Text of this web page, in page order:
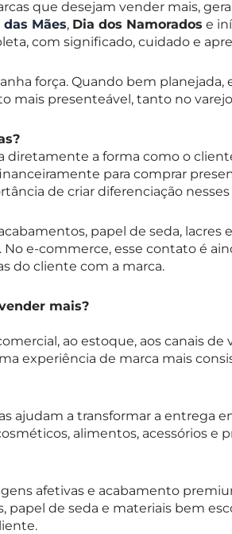
que desejam vender mais,
das Mães, Dia dos Namorados e
com significado, cuidado e
força. Quando bem
mais presenteável, tanto no
diretamente a forma como o
para comprar
de criar diferenciação
papel de seda, lacres
e-commerce, esse contato é
do cliente com a marca.
mais?
ao estoque, aos canais de
experiência de marca mais
ajudam a transformar a entrega
alimentos, acessórios e
afetivas e acabamento
papel de seda e materiais bem